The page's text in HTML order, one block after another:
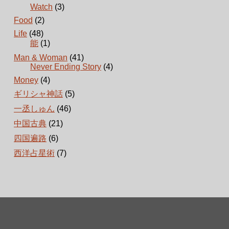
Watch (3)
Food (2)
Life (48)
能 (1)
Man & Woman (41)
Never Ending Story (4)
Money (4)
ギリシャ神話 (5)
一丞しゅん (46)
中国古典 (21)
四国遍路 (6)
西洋占星術 (7)